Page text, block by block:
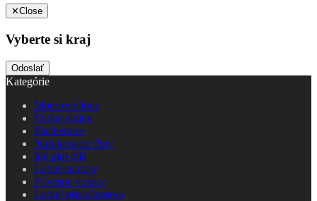
✕Close
Vyberte si kraj
Odoslať
Kategórie
Motorové lode
Vodné skútre
Plachetnice
Nafukovacie člny
Iné plavidlá
Lodné motory
Prívesne vozíky
Lodné príslušenstvo